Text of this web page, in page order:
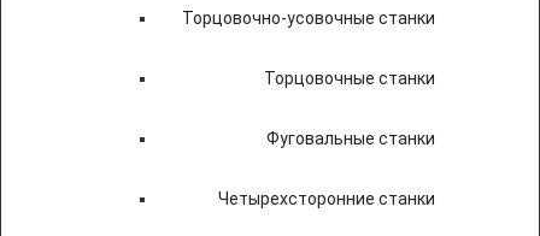
Торцовочно-усовочные станки
Торцовочные станки
Фуговальные станки
Четырехсторонние станки